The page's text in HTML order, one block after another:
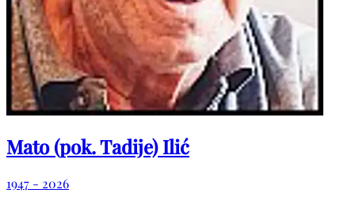
Mato (pok. Tadije) Ilić
1947 - 2026